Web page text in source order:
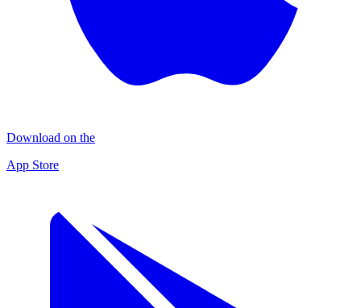
Download on the
App Store